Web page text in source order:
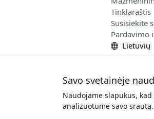
Tinklaraštis
Susisiekite
Pardavimo
Lietuvių
Savo svetainėje
Naudojame slapukus,
analizuotume savo